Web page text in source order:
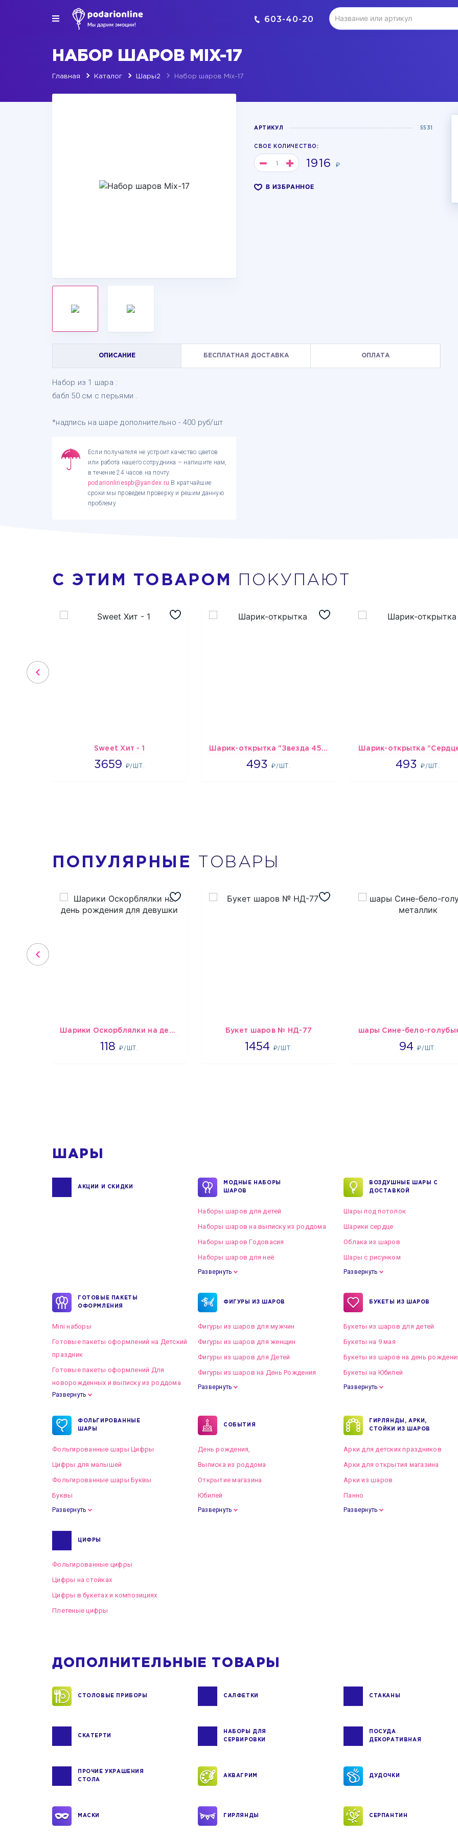
603-40-20
НАБОР ШАРОВ MIX-17
Главная Каталог Шары2 Набор шаров Mix-17
АРТИКУЛ 5531
СВОЕ КОЛИЧЕСТВО:
1916 ₽
В ИЗБРАННОЕ
ОПИСАНИЕ БЕСПЛАТНАЯ ДОСТАВКА ОПЛАТА
Набор из 1 шара :
бабл 50 см с перьями .
*надпись на шаре дополнительно - 400 руб/шт
Если получателя не устроит качество цветов
или работа нашего сотрудника – напишите нам,
в течение 24 часов на почту:
podarionlinespb@yandex.ru.В кратчайшие
сроки мы проведем проверку и решим данную
проблему
С ЭТИМ ТОВАРОМ ПОКУПАЮТ
Sweet Хит - 1
3659 ₽/ШТ.
3659 Шарик-открытка "Звезда 45 см" №1
493₽/ШТ.
493
493₽/ШТ.
493
ПОПУЛЯРНЫЕ ТОВАРЫ
Шарики Оскорблялки на день рождения для девушки
118₽/ШТ.
1766 Букет шаров № НД-77
1454 ₽/ШТ.
1454
94₽/ШТ.
1697
ШАРЫ
АКЦИИ И СКИДКИ
МОДНЫЕ НАБОРЫ
ШАРОВ
Наборы шаров для детей
Наборы шаров на выписку из роддома
Наборы шаров Годовасия
Наборы шаров для неё
Развернуть
ВОЗДУШНЫЕ ШАРЫ С
ДОСТАВКОЙ
Шары под потолок
Шарики сердце
Облака из шаров
Шары с рисунком
Развернуть
ГОТОВЫЕ ПАКЕТЫ
ОФОРМЛЕНИЯ
Mini наборы
Готовые пакеты оформлений на Детский
праздник
Готовые пакеты оформлений Для
новорожденных и выписку из роддома
Готовые пакеты оформлений на Свадьбу
Развернуть
ФИГУРЫ ИЗ ШАРОВ
Фигуры из шаров для мужчин
Фигуры из шаров для женщин
Фигуры из шаров для Детей
Фигуры из шаров на День Рождения
Развернуть
БУКЕТЫ ИЗ ШАРОВ
Букеты из шаров для детей
Букеты на 9 мая
Букеты из шаров на день
Букеты на Юбилей
Развернуть
ФОЛЬГИРОВАННЫЕ
ШАРЫ
Фольгированные шары Цифры
Цифры для малышей
Фольгированные шары Буквы
Буквы
Развернуть
СОБЫТИЯ
День рождения,
Выписка из роддома
Открытие магазина
Юбилей
Развернуть
ГИРЛЯНДЫ, АРКИ,
СТОЙКИ ИЗ ШАРОВ
Арки для детских праздников
Арки для открытия магазина
Арки из шаров
Панно
Развернуть
ЦИФРЫ
Фольгированные цифры
Цифры на стойках
Цифры в букетах и композициях
Плетеные цифры
ДОПОЛНИТЕЛЬНЫЕ ТОВАРЫ
СТОЛОВЫЕ ПРИБОРЫ САЛФЕТКИ СТАКАНЫ
СКАТЕРТИ
НАБОРЫ ДЛЯ
СЕРВИРОВКИ
ПОСУДА
ДЕКОРАТИВНАЯ
ПРОЧИЕ УКРАШЕНИЯ
СТОЛА
АКВАГРИМ ДУДОЧКИ
МАСКИ ГИРЛЯНДЫ СЕРПАНТИН